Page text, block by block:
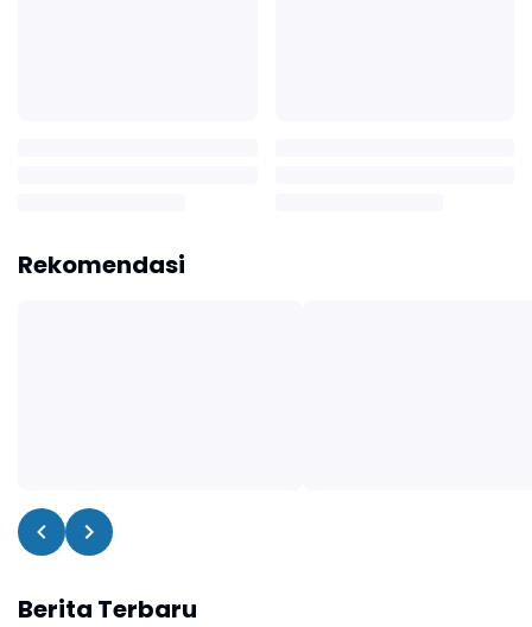
Rekomendasi
Berita Terbaru